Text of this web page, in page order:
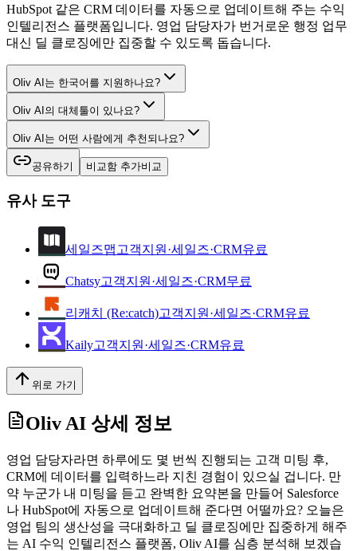
HubSpot 같은 CRM 데이터를 자동으로 업데이트해 주는 수익
인텔리전스 플랫폼입니다. 영업 담당자가 번거로운 행정 업무
대신 딜 클로징에만 집중할 수 있도록 돕습니다.
Oliv AI는 한국어를 지원하나요?
Oliv AI의 대체툴이 있나요?
Oliv AI는 어떤 사람에게 추천되나요?
공유하기 비교함 추가비교
유사 도구
세일즈맵 고객지원·세일즈·CRM유료
Chatsy고객지원·세일즈·CRM무료
리캐치 (Re:catch)고객지원·세일즈·CRM유료
Kaily고객지원·세일즈·CRM유료
위로 가기
Oliv AI 상세 정보
영업 담당자라면 하루에도 몇 번씩 진행되는 고객 미팅 후,
CRM에 데이터를 입력하느라 지친 경험이 있으실 겁니다. 만
약 누군가 내 미팅을 듣고 완벽한 요약본을 만들어 Salesforce
나 HubSpot에 자동으로 업데이트해 준다면 어떨까요? 오늘은
영업 팀의 생산성을 극대화하고 딜 클로징에만 집중하게 해주
는 AI 수익 인텔리전스 플랫폼, Oliv AI를 심층 분석해 보겠습